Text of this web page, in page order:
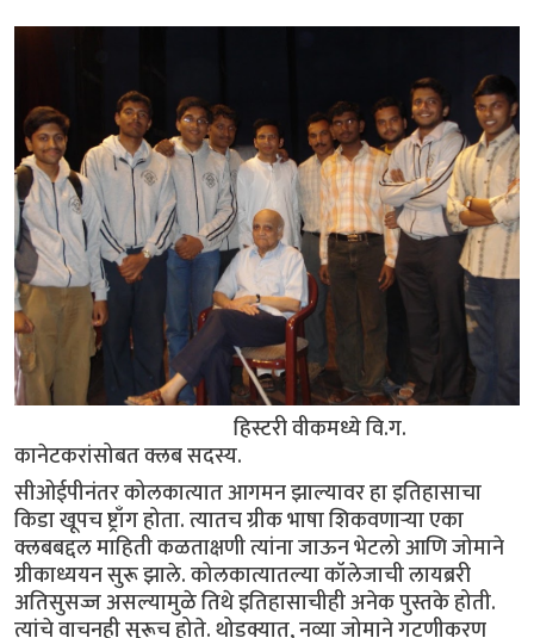
हिस्टरी वीकमध्ये वि.ग.
कानेटकरांसोबत क्लब सदस्य.
सीओईपीनंतर कोलकात्यात आगमन झाल्यावर हा इतिहासाचा
किडा खूपच ष्ट्राँग होता. त्यातच ग्रीक भाषा शिकवणार्‍या एका
क्लबबद्दल माहिती कळताक्षणी त्यांना जाऊन भेटलो आणि जोमाने
ग्रीकाध्ययन सुरू झाले. कोलकात्यातल्या कॉलेजाची लायब्ररी
अतिसुसज्ज असल्यामुळे तिथे इतिहासाचीही अनेक पुस्तके होती.
त्यांचे वाचनही सुरूच होते. थोडक्यात, नव्या जोमाने गटणीकरण